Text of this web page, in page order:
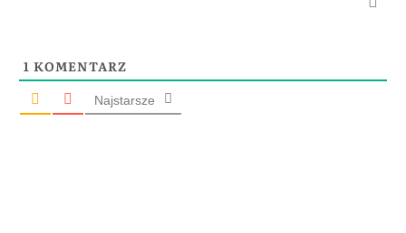
1 KOMENTARZ
Najstarsze